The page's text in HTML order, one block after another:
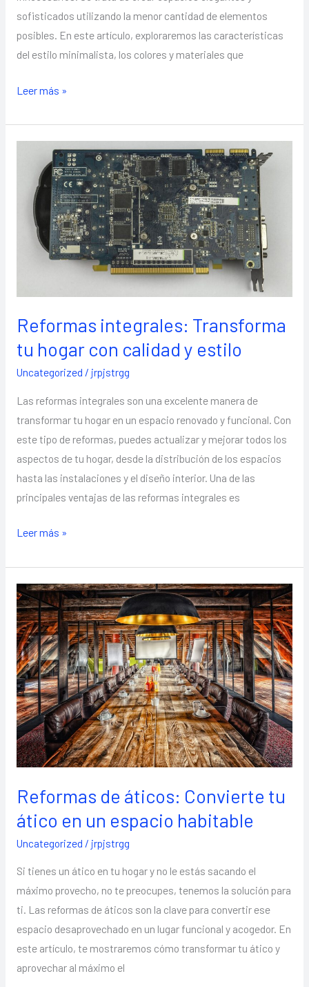
sofisticados utilizando la menor cantidad de elementos
posibles. En este artículo, exploraremos las características
del estilo minimalista, los colores y materiales que
Leer más »
Reformas integrales: Transforma
tu hogar con calidad y estilo
Uncategorized / jrpjstrgg
Las reformas integrales son una excelente manera de
transformar tu hogar en un espacio renovado y funcional. Con
este tipo de reformas, puedes actualizar y mejorar todos los
aspectos de tu hogar, desde la distribución de los espacios
hasta las instalaciones y el diseño interior. Una de las
principales ventajas de las reformas integrales es
Reformas
integrales:
Transforma
hogar
Leer más »
Reformas de áticos: Convierte tu
ático en un espacio habitable
Uncategorized / jrpjstrgg
Si tienes un ático en tu hogar y no le estás sacando el
máximo provecho, no te preocupes, tenemos la solución para
ti. Las reformas de áticos son la clave para convertir ese
espacio desaprovechado en un lugar funcional y acogedor. En
este artículo, te mostraremos cómo transformar tu ático y
aprovechar al máximo el
Reformas
de
áticos:
Convierte
tu
ático
en
un
espacio
habitable